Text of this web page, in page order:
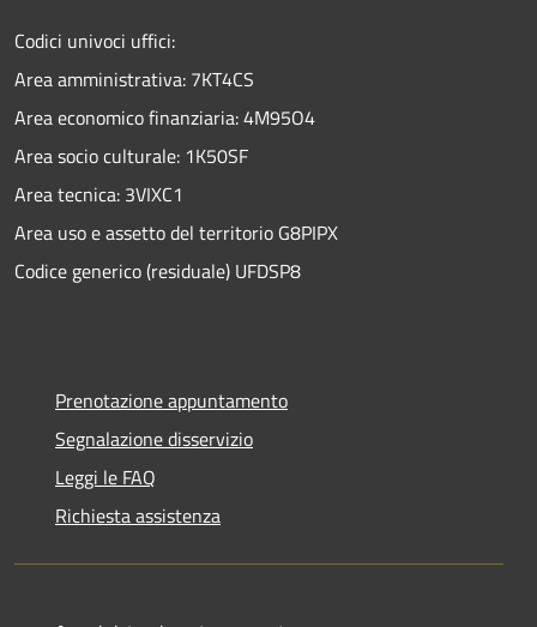
Codici univoci uffici:
Area amministrativa: 7KT4CS
Area economico finanziaria: 4M95O4
Area socio culturale: 1K50SF
Area tecnica: 3VIXC1
Area uso e assetto del territorio G8PIPX
Codice generico (residuale) UFDSP8
Prenotazione appuntamento
Segnalazione disservizio
Leggi le FAQ
Richiesta assistenza